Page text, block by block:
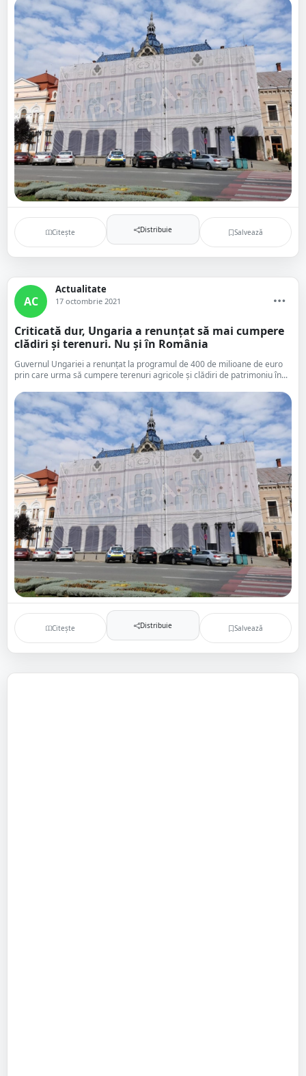
Citește Distribuie Salvează
AC
Actualitate
17 octombrie 2021
Criticată dur, Ungaria a renunțat să mai cumpere
clădiri și terenuri. Nu și în România
Guvernul Ungariei a renunțat la programul de 400 de milioane de euro
prin care urma să cumpere terenuri agricole și clădiri de patrimoniu în...
Citește Distribuie Salvează